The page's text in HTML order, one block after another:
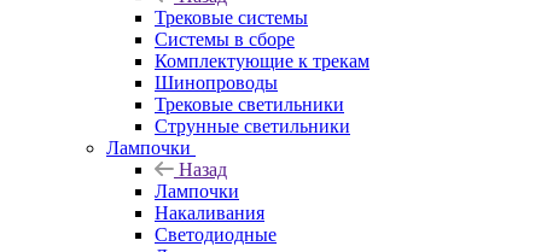
Трековые системы
Системы в сборе
Комплектующие к трекам
Шинопроводы
Трековые светильники
Струнные светильники
Лампочки
Назад
Лампочки
Накаливания
Светодиодные